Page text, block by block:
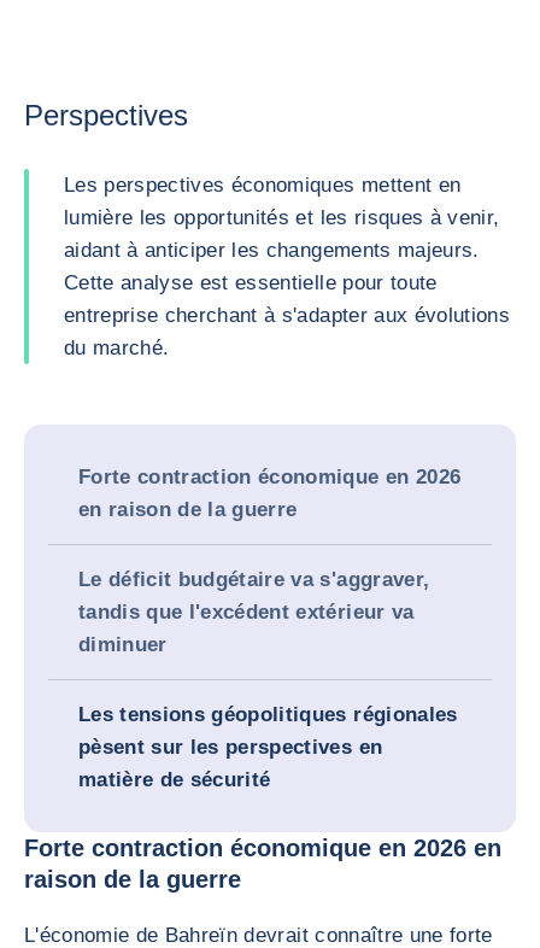
Perspectives
Les perspectives économiques mettent en
lumière les opportunités et les risques à venir,
aidant à anticiper les changements majeurs.
Cette analyse est essentielle pour toute
entreprise cherchant à s'adapter aux évolutions
du marché.
Forte contraction économique en 2026
en raison de la guerre
Le déficit budgétaire va s'aggraver,
tandis que l'excédent extérieur va
diminuer
Les tensions géopolitiques régionales
pèsent sur les perspectives en
matière de sécurité
Forte contraction économique en 2026 en
raison de la guerre
L'économie de Bahreïn devrait connaître une forte